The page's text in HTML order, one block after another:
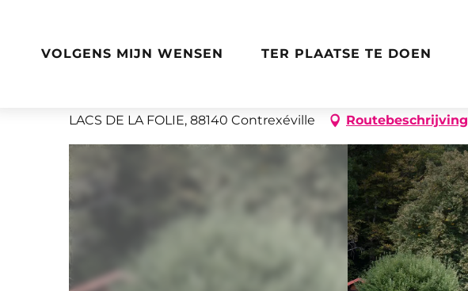
contenuVOLGENS MIJN WENSEN TER PLAATSE TE DOEN
LACS DE LA FOLIE, 88140 Contrexéville Routebeschrijving